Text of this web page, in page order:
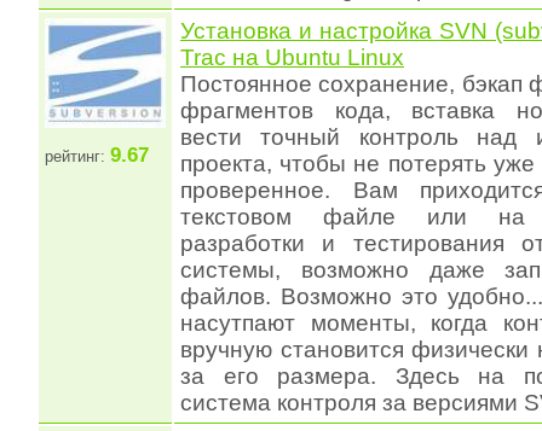
рейтинг: 9.67
Установка и настройка SVN
Trac на Ubuntu Linux
Постоянное сохранение, бэкап
фрагментов кода, вставка
вести точный контроль над
проекта, чтобы не потерять
проверенное. Вам
текстовом файле или на
разработки и тестирования
системы, возможно даже
файлов. Возможно это
насутпают моменты, когда
вручную становится
за его размера. Здесь на
система контроля за версиями